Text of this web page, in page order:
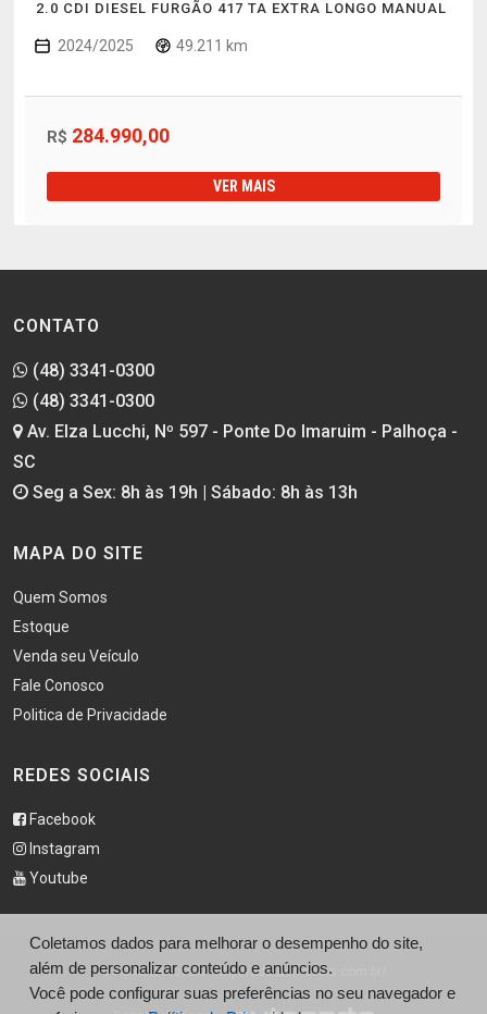
2.0 CDI DIESEL FURGÃO 417 TA EXTRA LONGO MANUAL
2024/2025 49.211 km
R$ 284.990,00
VER MAIS
CONTATO
(48) 3341-0300
(48) 3341-0300
Av. Elza Lucchi, Nº 597 - Ponte Do Imaruim - Palhoça -
SC
Seg a Sex: 8h às 19h | Sábado: 8h às 13h
MAPA DO SITE
Quem Somos
Estoque
Venda seu Veículo
Fale Conosco
Politica de Privacidade
REDES SOCIAIS
Facebook
Instagram
Youtube
© Kd Automoveis - http://kdautomoveis.com.br/
Coletamos dados para melhorar o desempenho do site,
além de personalizar conteúdo e anúncios.
Você pode configurar suas preferências no seu navegador e